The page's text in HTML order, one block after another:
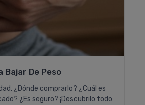
Bajar De Peso
¿Dónde comprarlo? ¿Cuál es
¿Es seguro? ¡Descubrilo todo